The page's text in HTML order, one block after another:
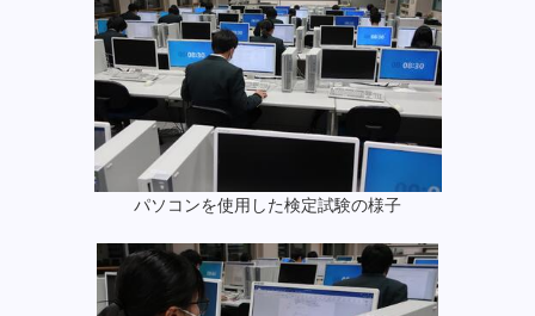
パソコンを使用した検定試験の様子